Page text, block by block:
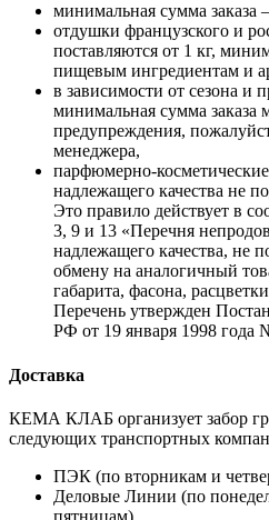
минимальная сумма заказа
отдушки французского и
поставляются от 1 кг,
пищевым ингредиентам и
в зависимости от сезона и
минимальная сумма заказа
предупреждения,
менеджера,
парфюмерно-
надлежащего качества не
Это правило действует в
3, 9 и 13 «Перечня
надлежащего качества, не
обмену на аналогичный
габарита, фасона,
Перечень утвержден
РФ от 19 января 1998 года
Доставка
КЕМА КЛАБ организует забор
следующих транспортных
ПЭК (по вторникам и
Деловые Линии (по
пятницам).